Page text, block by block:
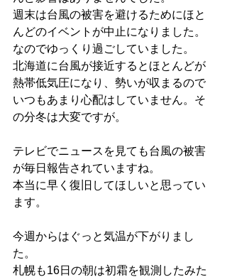
週末は台風の被害を避けるためにほと
んどのイベントが中止になりました。
なのでゆっくり過ごしていました。
北海道に台風が接近するとほとんどが
熱帯低気圧になり、勢いが収まるので
いつもあまり心配はしていません。そ
の分冬は大変ですが。
テレビでニュースを見ても台風の被害
が毎日報告されていますね。
本当に早く復旧してほしいと思ってい
ます。
今週からはぐっと気温が下がりまし
た。
札幌も16日の朝は初霜を観測したみた